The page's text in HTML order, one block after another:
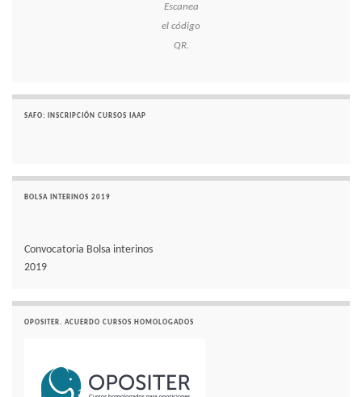
Escanea
el código
QR.
SAFO: INSCRIPCIÓN CURSOS IAAP
BOLSA INTERINOS 2019
Convocatoria Bolsa interinos
2019
OPOSITER. ACUERDO CURSOS HOMOLOGADOS